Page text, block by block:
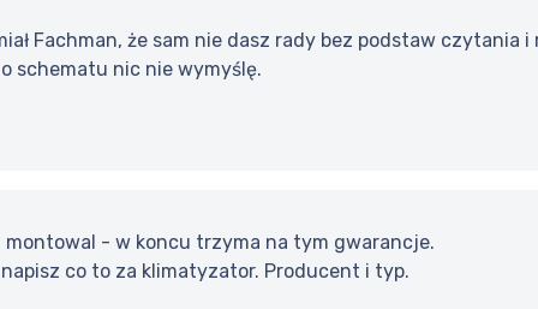
Fachman, że sam nie dasz rady bez podstaw
schematu nic nie wymyślę.
montowal - w koncu trzyma na tym gwarancje.
co to za klimatyzator. Producent i typ.